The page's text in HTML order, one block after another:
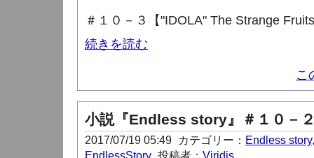
＃１０－３【"IDOLA" The Strange
続きを読む
こ
小説『Endless story』＃１０－
2017/07/19 05:49 カテゴリー： Endless story
EndlessStory 投稿者： Viridis